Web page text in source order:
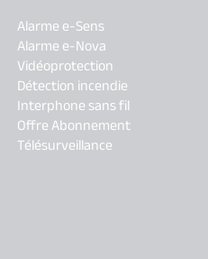
Alarme e-Sens
Alarme e-Nova
Vidéoprotection
Détection incendie
Interphone sans fil
Offre Abonnement
Télésurveillance